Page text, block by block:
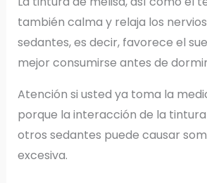
también calma y relaja los
sedantes, es decir, favorece el
mejor consumirse antes de
Atención si usted ya toma la
porque la interacción de la
otros sedantes puede causar
excesiva.